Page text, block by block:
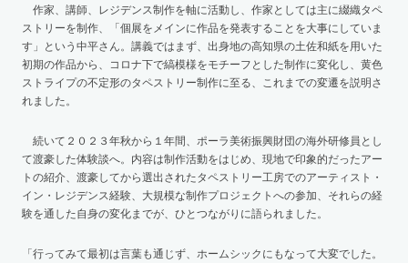
作家、講師、レジデンス制作を軸に活動し、作家としては主に綴織タペ
ストリーを制作、「個展をメインに作品を発表することを大事にしていま
す」という中平さん。講義ではまず、出身地の高知県の土佐和紙を用いた
初期の作品から、コロナ下で縞模様をモチーフとした制作に変化し、黄色
ストライプの不定形のタペストリー制作に至る、これまでの変遷を説明さ
れました。
続いて２０２３年秋から１年間、ポーラ美術振興財団の海外研修員とし
て渡豪した体験談へ。内容は制作活動をはじめ、現地で印象的だったアー
トの紹介、渡豪してから選出されたタペストリー工房でのアーティスト・
イン・レジデンス経験、大規模な制作プロジェクトへの参加、それらの経
験を通した自身の変化までが、ひとつながりに語られました。
「行ってみて最初は言葉も通じず、ホームシックにもなって大変でした。